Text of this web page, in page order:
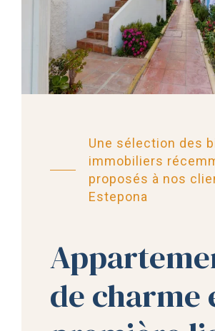
Une sélection des
immobiliers
proposés à nos
Estepona
de charme